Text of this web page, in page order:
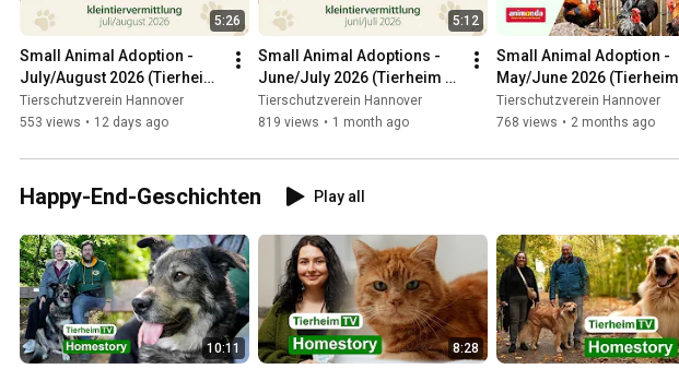
5:26
Small Animal Adoption -
July/August 2026 (Tierheim
Hannover TV)
Tierschutzverein Hannover
553 views • 12 days ago
5:12
Small Animal Adoptions -
June/July 2026 (Tierheim
Hannover TV)
Tierschutzverein Hannover
819 views • 1 month ago
Small Animal Adoption -
May/June 2026 (Tierheim
Hannover TV)
Tierschutzverein Hannover
768 views • 2 months ago
Happy-End-Geschichten Play all
10:11 8:28